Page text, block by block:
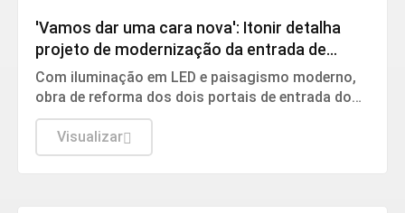
'Vamos dar uma cara nova': Itonir detalha
projeto de modernização da entrada de
Jacundá
Com iluminação em LED e paisagismo moderno,
obra de reforma dos dois portais de entrada do
município foi assinada pelo prefeito
Visualizar